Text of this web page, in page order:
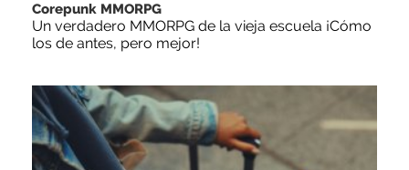
Corepunk MMORPG
Un verdadero MMORPG de la vieja escuela ¡Cómo
los de antes, pero mejor!